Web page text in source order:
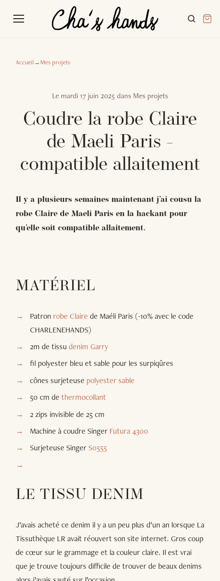
Accueil→Mes projets
Le mardi 17 juin 2025 dans Mes projets
Coudre la robe Claire
de Maeli Paris -
compatible allaitement
Il y a plusieurs semaines maintenant j’ai cousu la
robe Claire de Maeli Paris en la hackant pour
qu’elle soit compatible allaitement.
MATÉRIEL
Patron robe Claire de Maéli Paris (-10% avec le code
CHARLENEHANDS)
2m de tissu denim Garry
fil polyester bleu et sable pour les surpiqûres
cônes surjeteuse polyester sable
50 cm de thermocollant
2 zips invisible de 25 cm
Machine à coudre Singer Futura 4300
Surjeteuse SingerS0555
LE TISSU DENIM
J’avais acheté ce denim il y a un peu plus d’un an lorsque La
Tissuthèque LR avait réouvert son site internet. Gros coup
de cœur sur le grammage et la couleur claire. Il est vrai
que je trouve toujours difficile de trouver de beaux denims